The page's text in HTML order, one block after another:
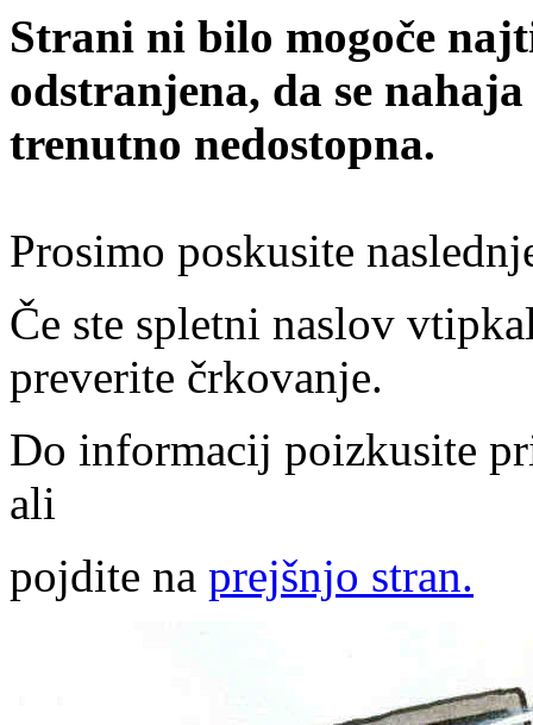
Strani ni bilo mogoče
odstranjena, da se
trenutno nedostopna.
Prosimo poskusite
Če ste spletni naslov
preverite črkovanje.
Do informacij poizkusite
ali
pojdite na prejšnjo stran.